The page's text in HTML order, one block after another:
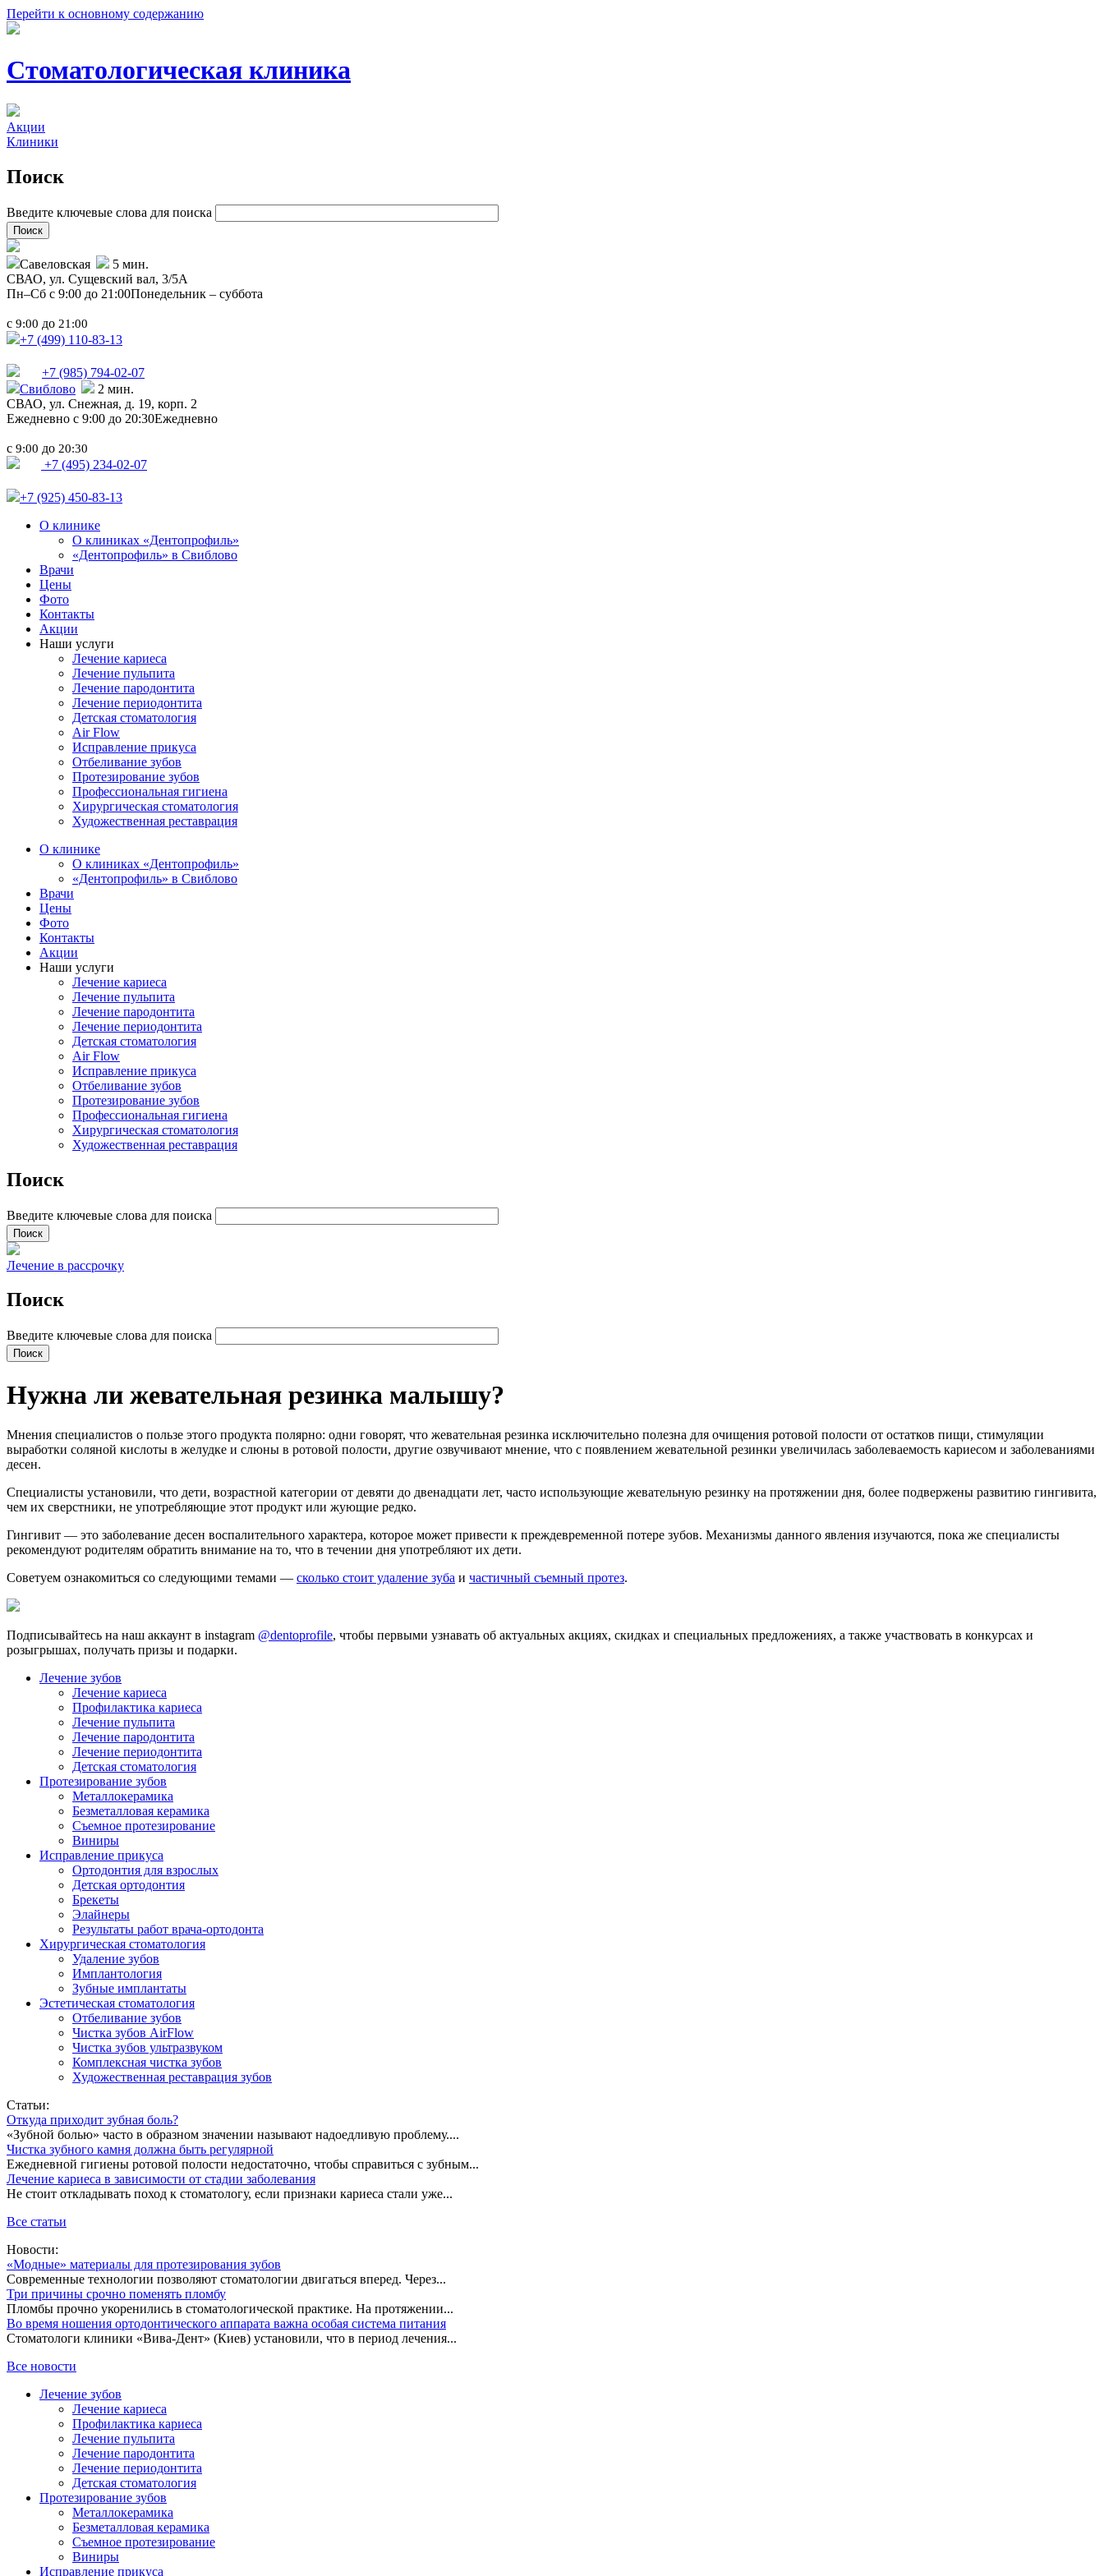
Перейти к основному содержанию
Стоматологическая клиника
Акции
Клиники
Поиск
Введите ключевые слова для поиска
Савеловская
5 мин.
СВАО, ул. Сущевский вал, 3/5А
Пн–Сб с 9:00 до 21:00Понедельник – суббота
с 9:00 до 21:00
+7 (499) 110-83-13
+7 (985) 794-02-07
Свиблово
2 мин.
СВАО, ул. Снежная, д. 19, корп. 2
Ежедневно с 9:00 до 20:30Ежедневно
с 9:00 до 20:30
+7 (495) 234-02-07
+7 (925) 450-83-13
О клинике
О клиниках «Дентопрофиль»
«Дентопрофиль» в Свиблово
Врачи
Цены
Фото
Контакты
Акции
Наши услуги
Лечение кариеса
Лечение пульпита
Лечение пародонтита
Лечение периодонтита
Детская стоматология
Air Flow
Исправление прикуса
Отбеливание зубов
Протезирование зубов
Профессиональная гигиена
Хирургическая стоматология
Художественная реставрация
О клинике
О клиниках «Дентопрофиль»
«Дентопрофиль» в Свиблово
Врачи
Цены
Фото
Контакты
Акции
Наши услуги
Лечение кариеса
Лечение пульпита
Лечение пародонтита
Лечение периодонтита
Детская стоматология
Air Flow
Исправление прикуса
Отбеливание зубов
Протезирование зубов
Профессиональная гигиена
Хирургическая стоматология
Художественная реставрация
Поиск
Введите ключевые слова для поиска
Лечение в рассрочку
Поиск
Введите ключевые слова для поиска
Нужна ли жевательная резинка малышу?
Мнения специалистов о пользе этого продукта полярно: одни говорят, что жевательная резинка исключительно полезна для очищения ротовой полости от остатков пищи, стимуляции
выработки соляной кислоты в желудке и слюны в ротовой полости, другие озвучивают мнение, что с появлением жевательной резинки увеличилась заболеваемость кариесом и заболеваниями
десен.
Специалисты установили, что дети, возрастной категории от девяти до двенадцати лет, часто использующие жевательную резинку на протяжении дня, более подвержены развитию гингивита,
чем их сверстники, не употребляющие этот продукт или жующие редко.
Гингивит — это заболевание десен воспалительного характера, которое может привести к преждевременной потере зубов. Механизмы данного явления изучаются, пока же специалисты
рекомендуют родителям обратить внимание на то, что в течении дня употребляют их дети.
Советуем ознакомиться со следующими темами — сколько стоит удаление зуба и частичный съемный протез.
Подписывайтесь на наш аккаунт в instagram @dentoprofile, чтобы первыми узнавать об актуальных акциях, скидках и специальных предложениях, а также участвовать в конкурсах и
розыгрышах, получать призы и подарки.
Лечение зубов
Лечение кариеса
Профилактика кариеса
Лечение пульпита
Лечение пародонтита
Лечение периодонтита
Детская стоматология
Протезирование зубов
Металлокерамика
Безметалловая керамика
Съемное протезирование
Виниры
Исправление прикуса
Ортодонтия для взрослых
Детская ортодонтия
Брекеты
Элайнеры
Результаты работ врача-ортодонта
Хирургическая стоматология
Удаление зубов
Имплантология
Зубные имплантаты
Эстетическая стоматология
Отбеливание зубов
Чистка зубов AirFlow
Чистка зубов ультразвуком
Комплексная чистка зубов
Художественная реставрация зубов
Статьи:
Откуда приходит зубная боль?
«Зубной болью» часто в образном значении называют надоедливую проблему....
Чистка зубного камня должна быть регулярной
Ежедневной гигиены ротовой полости недостаточно, чтобы справиться с зубным...
Лечение кариеса в зависимости от стадии заболевания
Не стоит откладывать поход к стоматологу, если признаки кариеса стали уже...
Все статьи
Новости:
«Модные» материалы для протезирования зубов
Современные технологии позволяют стоматологии двигаться вперед. Через...
Три причины срочно поменять пломбу
Пломбы прочно укоренились в стоматологической практике. На протяжении...
Во время ношения ортодонтического аппарата важна особая система питания
Стоматологи клиники «Вива-Дент» (Киев) установили, что в период лечения...
Все новости
Лечение зубов
Лечение кариеса
Профилактика кариеса
Лечение пульпита
Лечение пародонтита
Лечение периодонтита
Детская стоматология
Протезирование зубов
Металлокерамика
Безметалловая керамика
Съемное протезирование
Виниры
Исправление прикуса